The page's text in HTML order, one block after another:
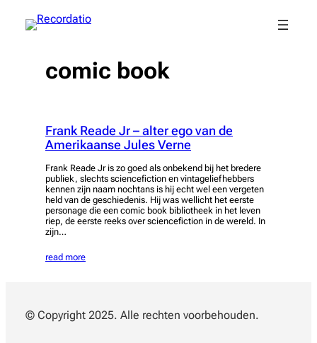
naar
comic book
Frank Reade Jr – alter ego van de
Amerikaanse Jules Verne
Frank Reade Jr is zo goed als onbekend bij het bredere
publiek, slechts sciencefiction en vintageliefhebbers
kennen zijn naam nochtans is hij echt wel een vergeten
held van de geschiedenis. Hij was wellicht het eerste
personage die een comic book bibliotheek in het leven
riep, de eerste reeks over sciencefiction in de wereld. In
zijn…
read more
© Copyright 2025. Alle rechten voorbehouden.